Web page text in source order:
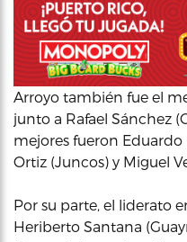
Arroyo también fue el
junto a Rafael Sánchez
mejores fueron Eduardo
Ortiz (Juncos) y Miguel
Por su parte, el liderato
Heriberto Santana